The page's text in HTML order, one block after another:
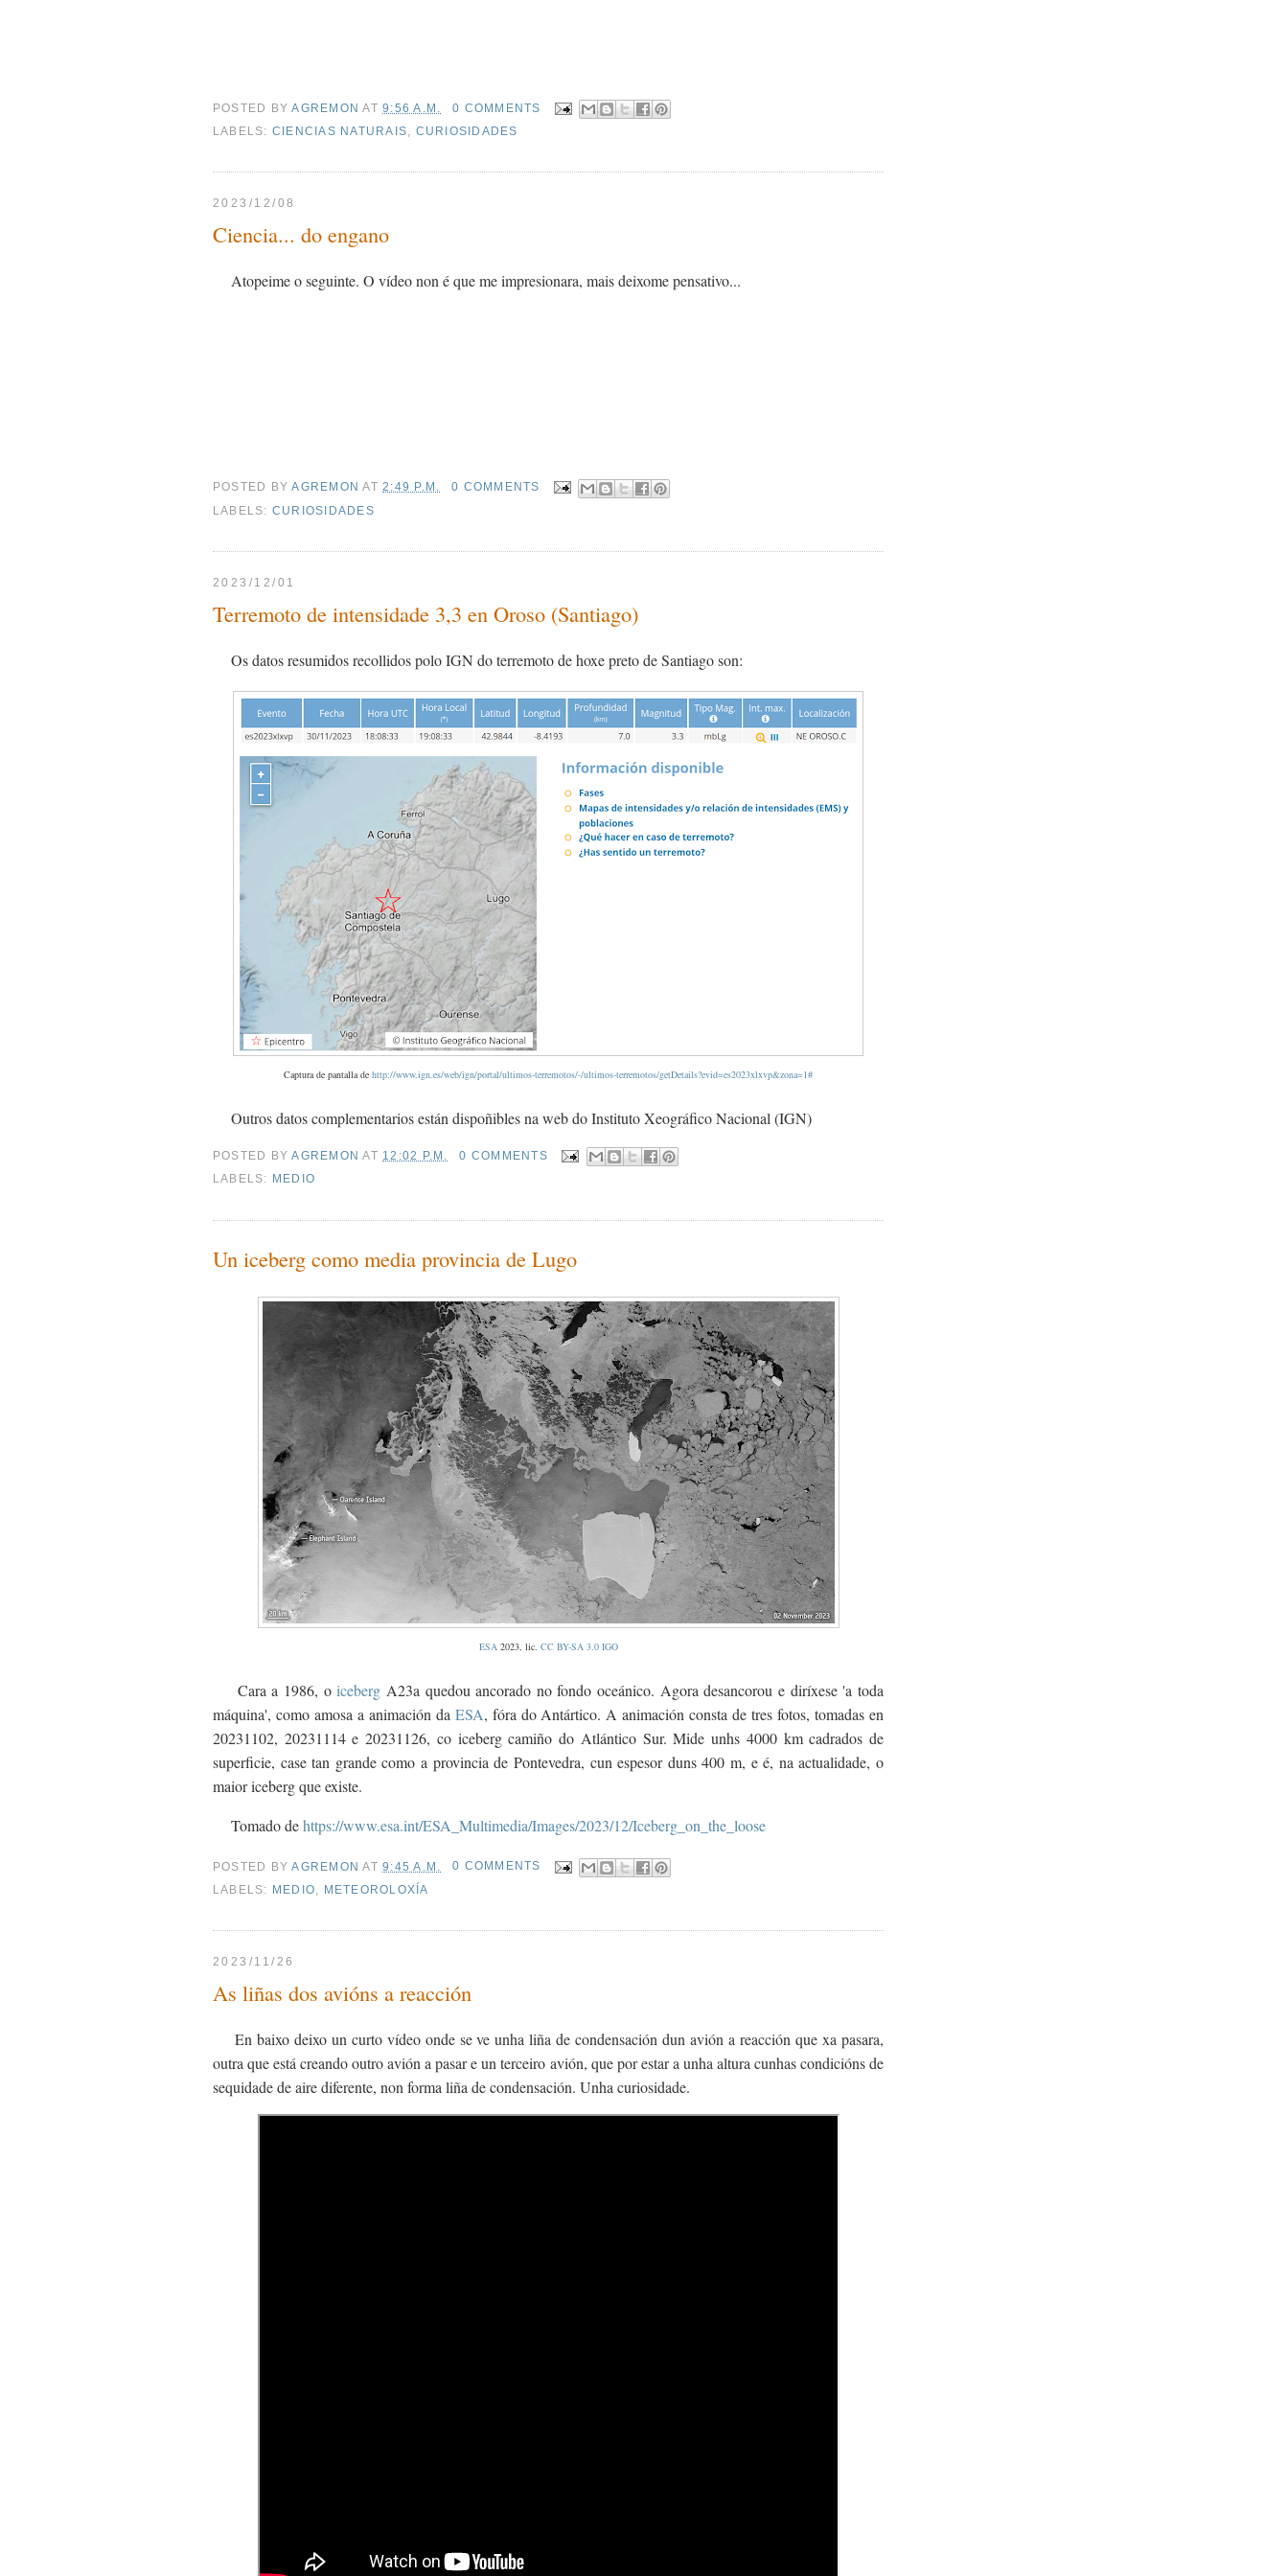
POSTED BYAGREMONAT9:56 A.M.
0 COMMENTS
LABELS: CIENCIAS NATURAIS, CURIOSIDADES
2023/12/08
Ciencia... do engano
Atopeime o seguinte. O vídeo non é que me impresionara, mais deixome pensativo...
POSTED BYAGREMONAT2:49 P.M.
0 COMMENTS
LABELS: CURIOSIDADES
2023/12/01
Terremoto de intensidade 3,3 en Oroso (Santiago)
Os datos resumidos recollidos polo IGN do terremoto de hoxe preto de Santiago son:
Captura de pantalla de http://www.ign.es/web/ign/portal/ultimos-terremotos/-/ultimos-terremotos/getDetails?evid=es2023xlxvp&zona=1#
Outros datos complementarios están dispoñibles na web do Instituto Xeográfico Nacional (IGN)
POSTED BYAGREMONAT 12:02 P.M.
0 COMMENTS
LABELS: MEDIO
Un iceberg como media provincia de Lugo
ESA 2023, lic. CC BY-SA 3.0 IGO
Cara a 1986, oiceberg A23a quedou ancorado no fondo oceánico. Agora desancorou e diríxese 'a toda
máquina', como amosa a animación da ESA, fóra do Antártico. A animación consta de tres fotos, tomadas en
20231102, 20231114 e 20231126, co iceberg camiño do Atlántico Sur. Mide unhs 4000 km cadrados de
superficie, case tan grande como a provincia de Pontevedra, cun espesor duns 400 m, e é, na actualidade, o
maior iceberg que existe.
Tomado dehttps://www.esa.int/ESA_Multimedia/Images/2023/12/Iceberg_on_the_loose
POSTED BYAGREMONAT9:45 A.M.
0 COMMENTS
LABELS: MEDIO METEOROLOXÍA
2023/11/26
As liñas dos avións a reacción
En baixo deixo un curto vídeo onde se ve unha liña de condensación dun avión a reacción que xa pasara,
outra que está creando outro avión a pasar e un terceiro avión, que por estar a unha altura cunhas condicións de
sequidade de aire diferente, non forma liña de condensación. Unha curiosidade.